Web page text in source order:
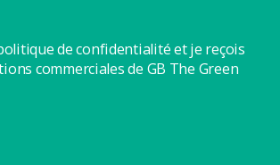
de confidentialité et je reçois
commerciales de GB The Green